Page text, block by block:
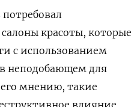
красоты, которые
с использованием
неподобающем для
мнению, такие
влияние